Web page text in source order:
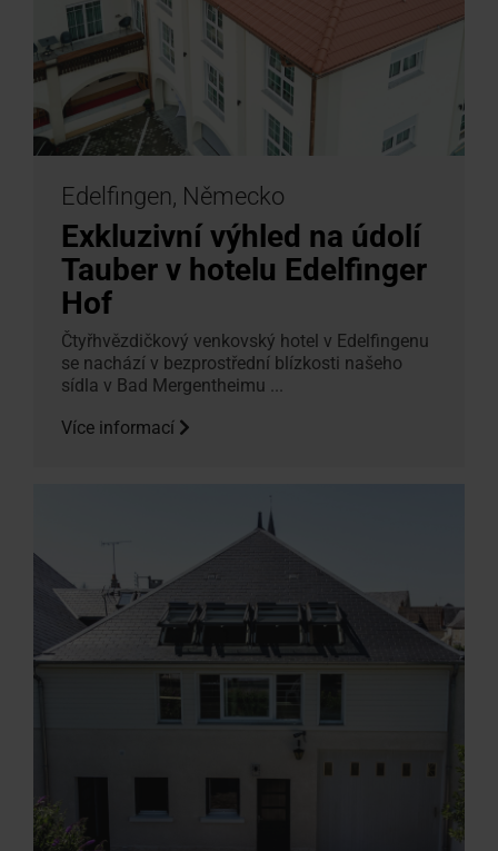
Edelfingen, Německo
Exkluzivní výhled na údolí
Tauber v hotelu Edelfinger
Hof
Čtyřhvězdičkový venkovský hotel v Edelfingenu
se nachází v bezprostřední blízkosti našeho
sídla v Bad Mergentheimu ...
Více informací